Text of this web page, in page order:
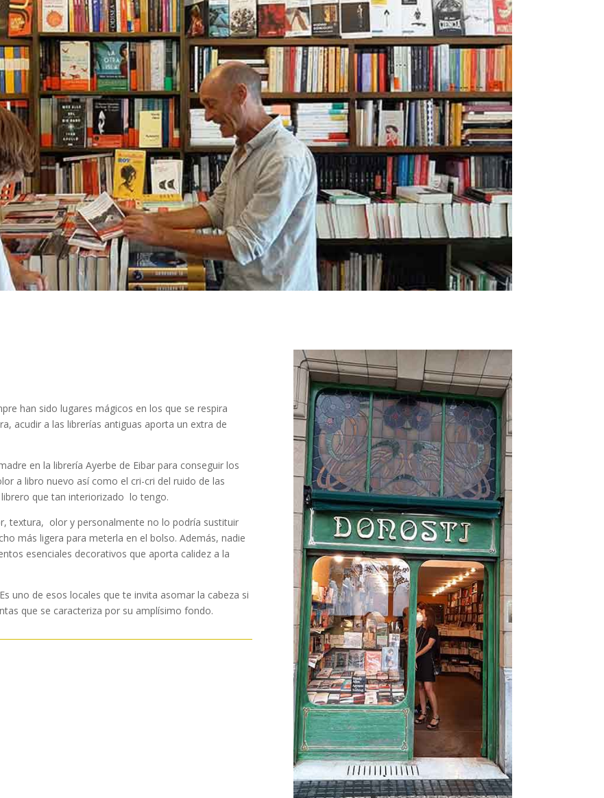
han sido lugares mágicos en los que se respira
acudir a las librerías antiguas aporta un extra de
en la librería Ayerbe de Eibar para conseguir los
a libro nuevo así como el cri-cri del ruido de las
que tan interiorizado lo tengo.
textura, olor y personalmente no lo podría sustituir
más ligera para meterla en el bolso. Además, nadie
esenciales decorativos que aporta calidez a la
uno de esos locales que te invita asomar la cabeza si
que se caracteriza por su amplísimo fondo.